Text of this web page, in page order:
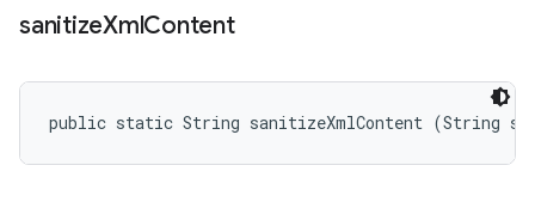
sanitizeXmlContent
public static String sanitizeXmlContent (String s)